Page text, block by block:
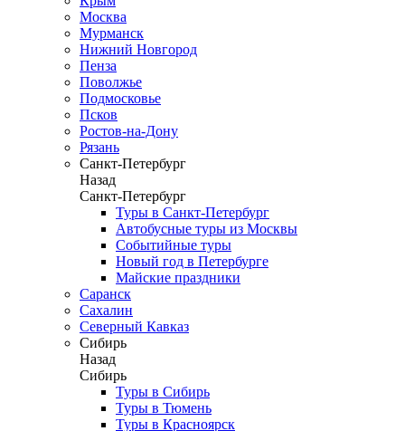
Москва
Мурманск
Нижний Новгород
Пенза
Поволжье
Подмосковье
Псков
Ростов-на-Дону
Рязань
Санкт-Петербург
Назад
Санкт-Петербург
Туры в Санкт-Петербург
Автобусные туры из Москвы
Событийные туры
Новый год в Петербурге
Майские праздники
Саранск
Сахалин
Северный Кавказ
Сибирь
Назад
Сибирь
Туры в Сибирь
Туры в Тюмень
Туры в Красноярск